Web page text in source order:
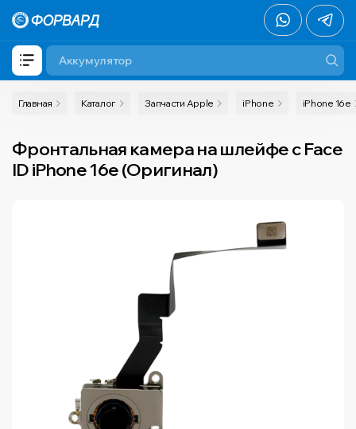
Главная Каталог Запчасти Apple iPhone iPhone 16e
Фронтальная камера на шлейфе с Face
ID iPhone 16e (Оригинал)